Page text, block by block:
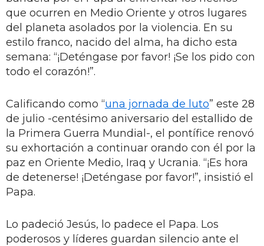
que ocurren en Medio Oriente y otros lugares
del planeta asolados por la violencia. En su
estilo franco, nacido del alma, ha dicho esta
semana: “¡Deténgase por favor! ¡Se los pido con
todo el corazón!”.
Calificando como “una jornada de luto” este 28
de julio -centésimo aniversario del estallido de
la Primera Guerra Mundial-, el pontífice renovó
su exhortación a continuar orando con él por la
paz en Oriente Medio, Iraq y Ucrania. “¡Es hora
de detenerse! ¡Deténgase por favor!”, insistió el
Papa.
Lo padeció Jesús, lo padece el Papa. Los
poderosos y líderes guardan silencio ante el